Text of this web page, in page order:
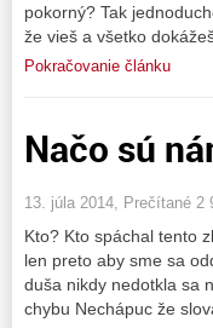
pokorný? Tak
že vieš a všetko
Pokračovanie článku
Načo sú
13. júla 2014, Prečítané 2
Kto? Kto spáchal tento
len preto aby sme sa
duša nikdy nedotkla sa
chybu Nechápuc že